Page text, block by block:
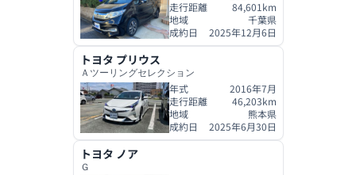
走行距離
84,601 km
地域
千葉県
成約日
2025年12月6日
トヨタ プリウス
Ａツーリングセレクション
年式
2016年7月
走行距離
46,203km
地域
熊本県
成約日
2025年6月30日
トヨタ ノア
Ｇ